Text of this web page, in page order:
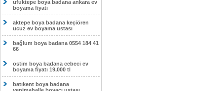
ufuktepe boya badana ankara ev
boyama fiyatı
aktepe boya badana keçiören
ucuz ev boyama ustası
bağlum boya badana 0554 184 41
66
ostim boya badana cebeci ev
boyama fiyatı 19,000 tl
batıkent boya badana